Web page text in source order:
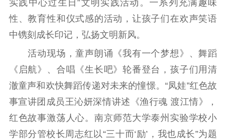
记者之家
品牌栏目
文化文艺
精品生产 文化惠民
文化传承
文化交流
体制改革
文化产业
紫金文化艺术节
品牌活动 紫艺舞台
精神文明
文明创建 文明实践
文明培育
实践中心过生日”文明实践活动。一系列充满趣味
性、教育性和仪式感的活动，让孩子们在欢声笑语
中镌刻成长印记，弘扬文明新风。
活动现场，童声朗诵《我有一个梦想》、舞蹈
《启航》、合唱《生长吧》轮番登台，孩子们用清
澈童声和欢快舞蹈传递对未来的憧憬。“凤娃”红色故
事宣讲团成员王沁妍深情讲述《渔行魂 渡江情》，
红色故事激荡人心。南京师范大学泰州实验学校小
学部分管校长周志红以“三十而‘励’，我也成长”为题